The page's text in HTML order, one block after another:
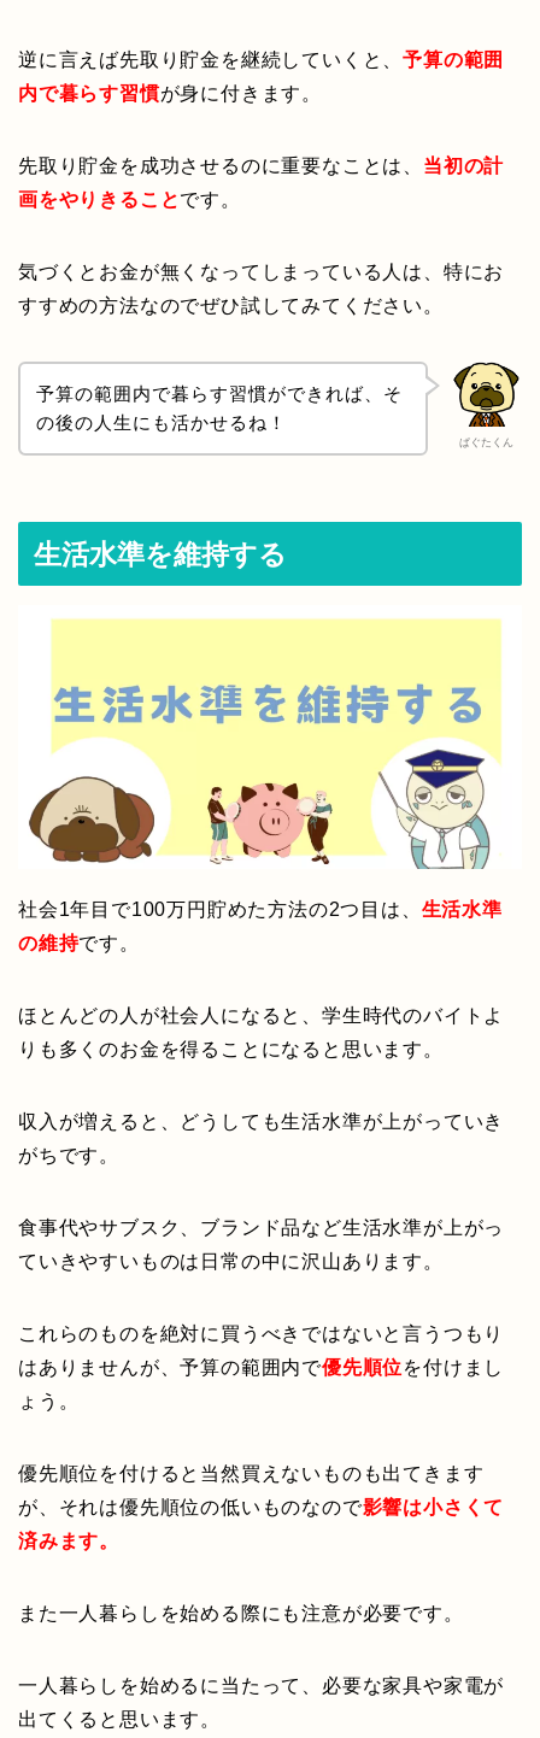
逆に言えば先取り貯金を継続していくと、予算の範囲
内で暮らす習慣が身に付きます。
先取り貯金を成功させるのに重要なことは、 当初の計
画をやりきることです。
気づくとお金が無くなってしまっている人は、特にお
すすめの方法なのでぜひ試してみてください。
ぱぐたくん
予算の範囲内で暮らす習慣ができれば、そ
の後の人生にも活かせるね！
生活水準を維持する
社会1年目で100万円貯めた方法の2つ目は、 生活水準
の維持です。
ほとんどの人が社会人になると、学生時代のバイトよ
りも多くのお金を得ることになると思います。
収入が増えると、どうしても生活水準が上がっていき
がちです。
食事代やサブスク、ブランド品など生活水準が上がっ
ていきやすいものは日常の中に沢山あります。
これらのものを絶対に買うべきではないと言うつもり
はありませんが、予算の範囲内で優先順位を付けまし
ょう。
優先順位を付けると当然買えないものも出てきます
が、それは優先順位の低いものなので影響は小さくて
済みます。
また一人暮らしを始める際にも注意が必要です。
一人暮らしを始めるに当たって、必要な家具や家電が
出てくると思います。